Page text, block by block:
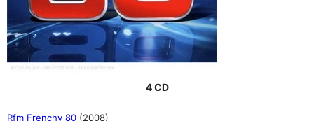
4 CD
Rfm Frenchy 80 (2008)